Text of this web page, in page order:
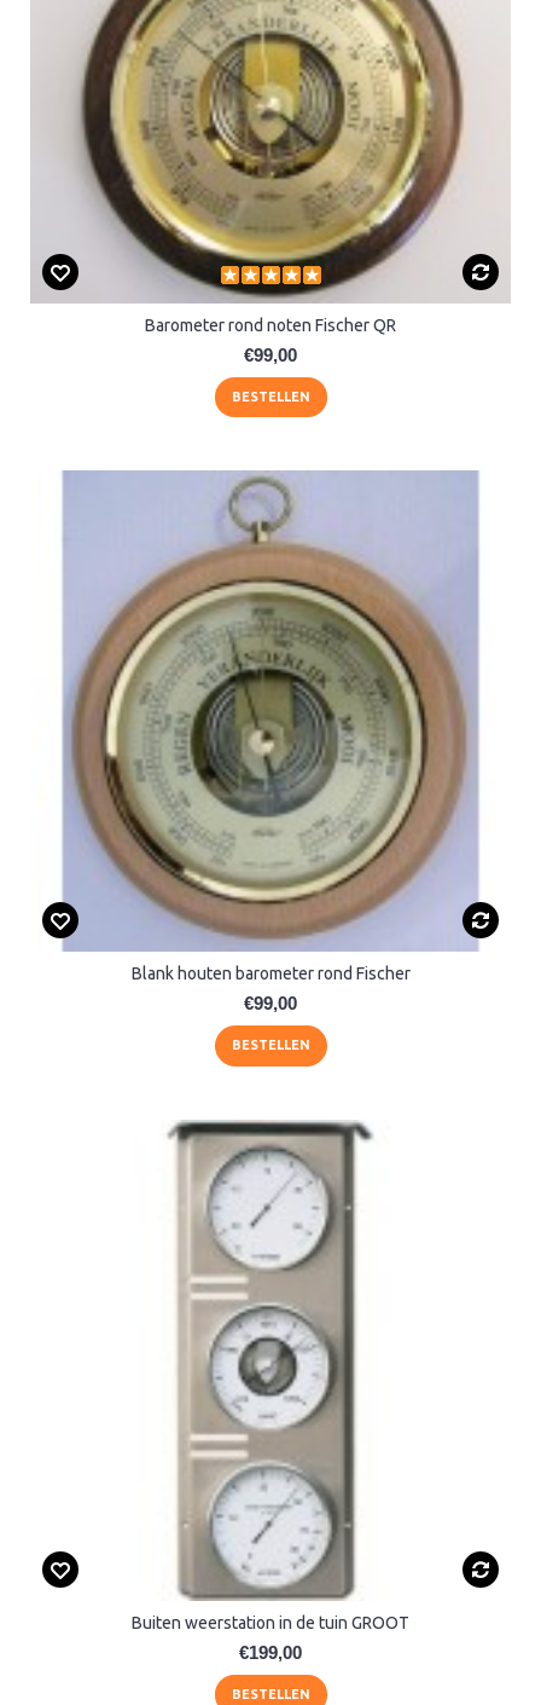
Barometer rond noten Fischer QR
€99,00
BESTELLEN
Blank houten barometer rond Fischer
€99,00
BESTELLEN
Buiten weerstation in de tuin GROOT
€199,00
BESTELLEN